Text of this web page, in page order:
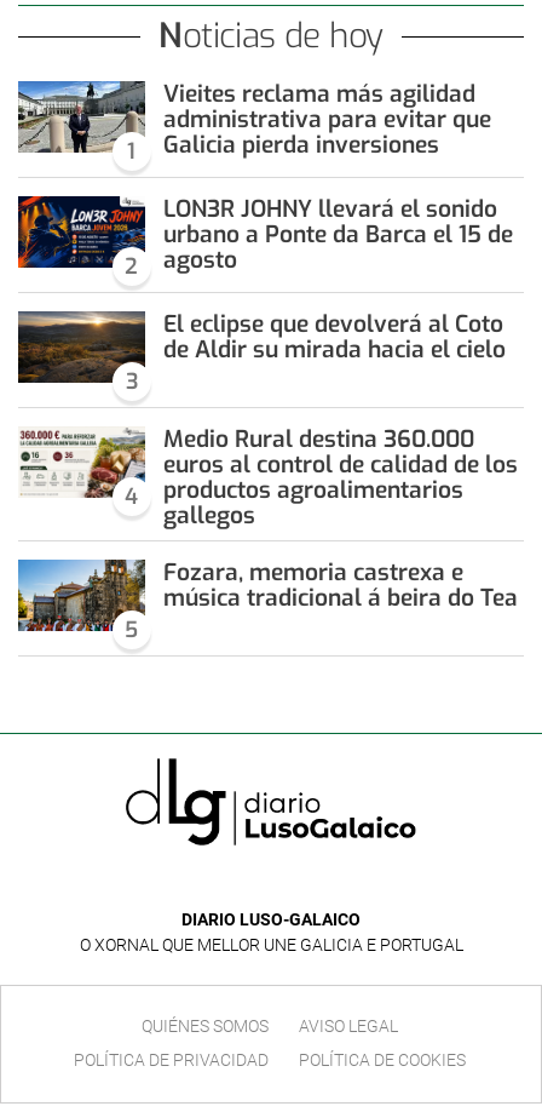
Noticias de hoy
1
Vieites reclama más agilidad
administrativa para evitar que
Galicia pierda inversiones
2
LON3R JOHNY llevará el sonido
urbano a Ponte da Barca el 15 de
agosto
3
El eclipse que devolverá al Coto
de Aldir su mirada hacia el cielo
4
Medio Rural destina 360.000
euros al control de calidad de los
productos agroalimentarios
gallegos
5
Fozara, memoria castrexa e
música tradicional á beira do Tea
DIARIO LUSO-GALAICO
O XORNAL QUE MELLOR UNE GALICIA E PORTUGAL
QUIÉNES SOMOS
AVISO LEGAL
POLÍTICA DE PRIVACIDAD
POLÍTICA DE COOKIES